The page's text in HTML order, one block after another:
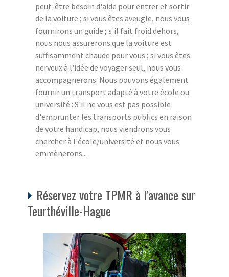
peut-être besoin d'aide pour entrer et sortir
de la voiture ; si vous êtes aveugle, nous vous
fournirons un guide ; s'il fait froid dehors,
nous nous assurerons que la voiture est
suffisamment chaude pour vous ; si vous êtes
nerveux à l'idée de voyager seul, nous vous
accompagnerons. Nous pouvons également
fournir un transport adapté à votre école ou
université : S'il ne vous est pas possible
d'emprunter les transports publics en raison
de votre handicap, nous viendrons vous
chercher à l'école/université et nous vous
emmènerons...
Réservez votre TPMR à l'avance sur
Teurthéville-Hague